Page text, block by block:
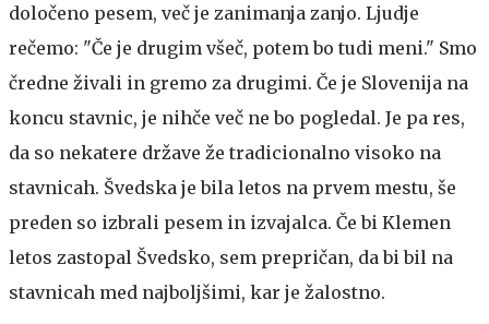
določeno pesem, več je zanimanja zanjo. Ljudje
rečemo: "Če je drugim všeč, potem bo tudi meni." Smo
čredne živali in gremo za drugimi. Če je Slovenija na
koncu stavnic, je nihče več ne bo pogledal. Je pa res,
da so nekatere države že tradicionalno visoko na
stavnicah. Švedska je bila letos na prvem mestu, še
preden so izbrali pesem in izvajalca. Če bi Klemen
letos zastopal Švedsko, sem prepričan, da bi bil na
stavnicah med najboljšimi, kar je žalostno.